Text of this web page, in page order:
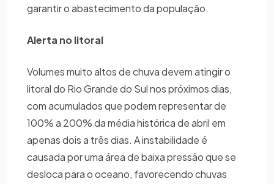
garantir o abastecimento da população.
Alerta no litoral
Volumes muito altos de chuva devem atingir o
litoral do Rio Grande do Sul nos próximos dias,
com acumulados que podem representar de
100% a 200% da média histórica de abril em
apenas dois a três dias. A instabilidade é
causada por uma área de baixa pressão que se
desloca para o oceano, favorecendo chuvas